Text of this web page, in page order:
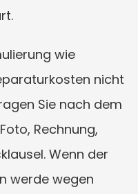
wie
nicht
Sie nach dem
Rechnung,
Wenn der
werde wegen